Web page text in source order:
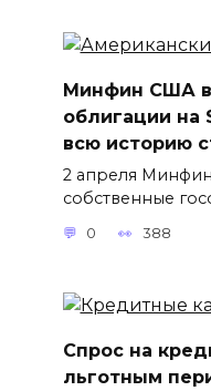
Минфин США
облигации на
всю историю
2 апреля
собственные
0 388
Спрос на
льготным